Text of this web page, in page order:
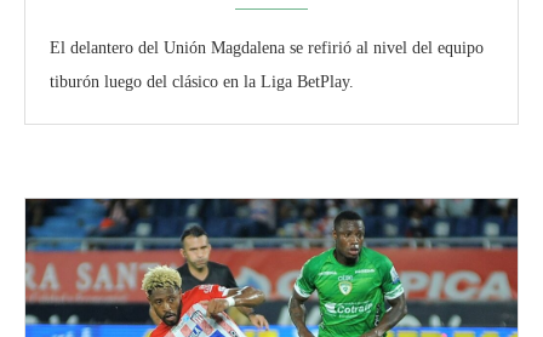
El delantero del Unión Magdalena se refirió al nivel del equipo
tiburón luego del clásico en la Liga BetPlay.